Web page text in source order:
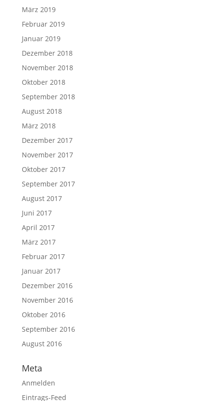
März 2019
Februar 2019
Januar 2019
Dezember 2018
November 2018
Oktober 2018
September 2018
August 2018
März 2018
Dezember 2017
November 2017
Oktober 2017
September 2017
August 2017
Juni 2017
April 2017
März 2017
Februar 2017
Januar 2017
Dezember 2016
November 2016
Oktober 2016
September 2016
August 2016
Meta
Anmelden
Eintrags-Feed